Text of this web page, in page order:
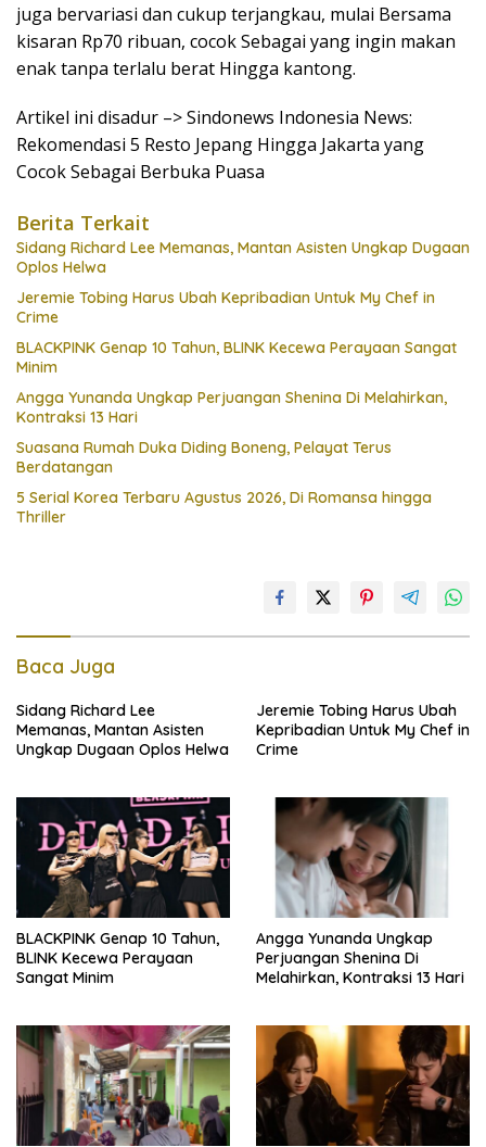
juga bervariasi dan cukup terjangkau, mulai Bersama
kisaran Rp70 ribuan, cocok Sebagai yang ingin makan
enak tanpa terlalu berat Hingga kantong.
Artikel ini disadur –> Sindonews Indonesia News:
Rekomendasi 5 Resto Jepang Hingga Jakarta yang
Cocok Sebagai Berbuka Puasa
Berita Terkait
Sidang Richard Lee Memanas, Mantan Asisten Ungkap Dugaan
Oplos Helwa
Jeremie Tobing Harus Ubah Kepribadian Untuk My Chef in
Crime
BLACKPINK Genap 10 Tahun, BLINK Kecewa Perayaan Sangat
Minim
Angga Yunanda Ungkap Perjuangan Shenina Di Melahirkan,
Kontraksi 13 Hari
Suasana Rumah Duka Diding Boneng, Pelayat Terus
Berdatangan
5 Serial Korea Terbaru Agustus 2026, Di Romansa hingga
Thriller
Baca Juga
Sidang Richard Lee
Memanas, Mantan Asisten
Ungkap Dugaan Oplos Helwa
Jeremie Tobing Harus Ubah
Kepribadian Untuk My Chef in
Crime
BLACKPINK Genap 10 Tahun,
BLINK Kecewa Perayaan
Sangat Minim
Angga Yunanda Ungkap
Perjuangan Shenina Di
Melahirkan, Kontraksi 13 Hari